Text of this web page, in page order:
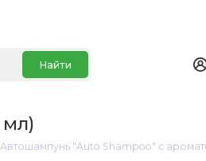
Найти
Автошампунь "Auto Shampoo" с